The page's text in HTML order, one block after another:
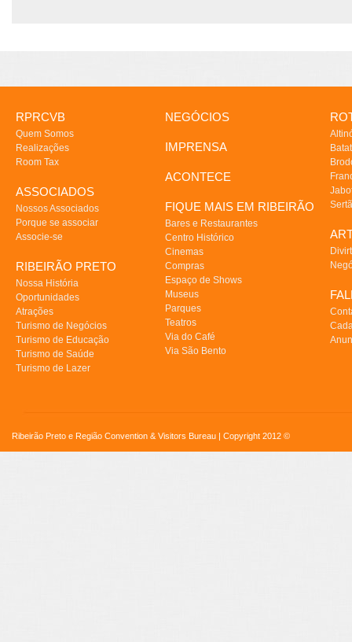
RPRCVB
Quem Somos
Realizações
Room Tax
ASSOCIADOS
Nossos Associados
Porque se associar
Associe-se
RIBEIRÃO PRETO
Nossa História
Oportunidades
Atrações
Turismo de Negócios
Turismo de Educação
Turismo de Saúde
Turismo de Lazer
NEGÓCIOS
IMPRENSA
ACONTECE
FIQUE MAIS EM RIBEIRÃO
Bares e Restaurantes
Centro Histórico
Cinemas
Compras
Espaço de Shows
Museus
Parques
Teatros
Via do Café
Via São Bento
Ribeirão Preto e Região Convention & Visitors Bureau | Copyright 2012 ©